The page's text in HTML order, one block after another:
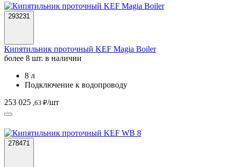
293231
Кипятильник проточный KEF Magia Boiler
более 8 шт. в наличии
8 л
Подключение к водопроводу
253 025 ,63 ₽/шт
278471